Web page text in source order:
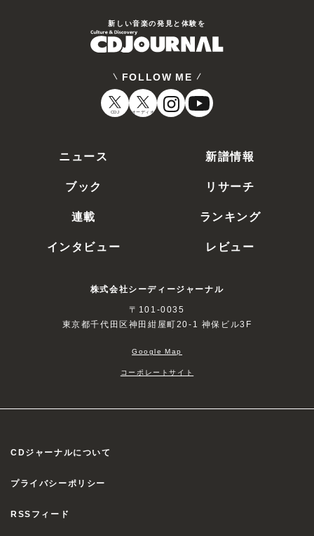
新しい⾳楽の発⾒と体験を
FOLLOW ME
CDJ オーディオ
ニュース
新譜情報
ブック
リサーチ
連載
ランキング
インタビュー
レビュー
株式会社シーディージャーナル
〒101-0035
東京都千代田区神田紺屋町20-1 神保ビル3F
Google Map
コーポレートサイト
CDジャーナルについて
プライバシーポリシー
RSSフィード